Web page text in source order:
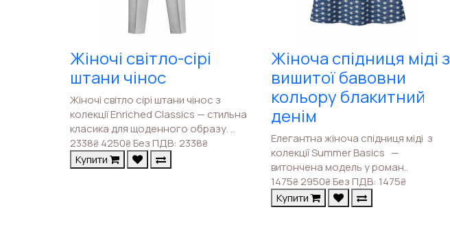
Жіночі світло-сірі
штани чінос
Жіночі світло сірі штани чінос з
колекції Enriched Classics — стильна
класика для щоденного образу. ..
2338₴ 4250₴Без ПДВ: 2338₴
Купити
Жіноча спідниця міді з
вишитої бавовни
кольору блакитний
денім
Елегантна жіноча спідниця міді з
колекції Summer Basics —
витончена модель у роман..
1475₴2950₴Без ПДВ: 1475₴
Купити